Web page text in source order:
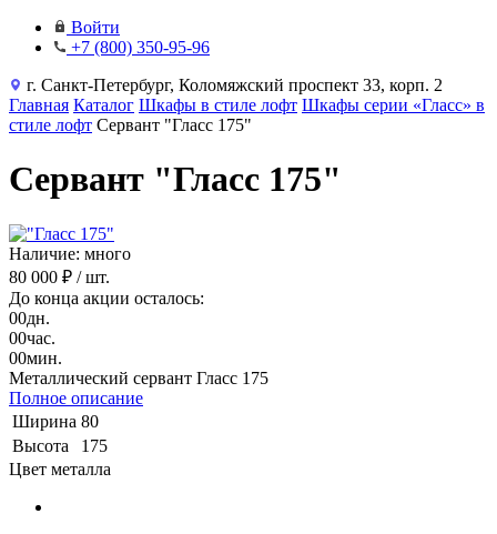
Войти
+7 (800) 350-95-96
г. Санкт-Петербург, Коломяжский проспект 33, корп. 2
Главная Каталог Шкафы в стиле лофт Шкафы серии «Гласс» в
стиле лофт Сервант "Гласс 175"
Сервант "Гласс 175"
Наличие: много
80 000 ₽ / шт.
До конца акции осталось:
00дн.
00час.
00мин.
Металлический сервант Гласс 175
Полное описание
Ширина 80
Высота
175
Цвет металла